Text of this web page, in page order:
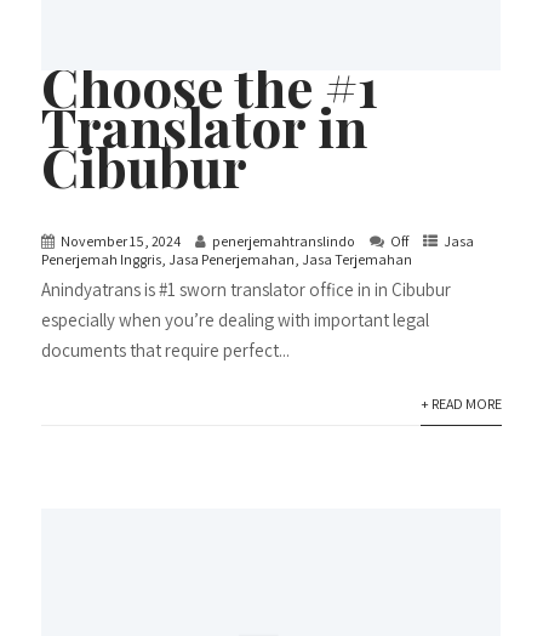
Choose the #1
Translator in
Cibubur
November 15, 2024 penerjemahtranslindo Off
Jasa
Penerjemah Inggris Jasa Penerjemahan Jasa Terjemahan
Anindyatrans is #1 sworn translator office in in Cibubur
especially when you’re dealing with important legal
documents that require perfect...
+ READ MORE